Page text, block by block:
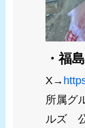
・福
X→
所属グ
ルズ